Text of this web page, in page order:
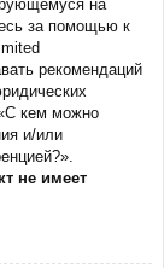
на
за помощью к
рекомендаций
кем можно
и/или
не имеет